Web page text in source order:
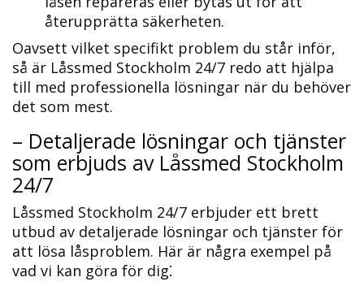
återupprätta säkerheten.​
Oavsett vilket specifikt problem du står inför,
så är Låssmed Stockholm 24/7 redo att hjälpa
till med professionella lösningar när du behöver
det som mest.​
– Detaljerade lösningar och tjänster
som erbjuds av Låssmed Stockholm
24/7
Låssmed Stockholm 24/7 erbjuder ett brett
utbud av detaljerade lösningar och tjänster för
att lösa låsproblem.​ Här är några exempel på
vad vi kan göra för dig⁚